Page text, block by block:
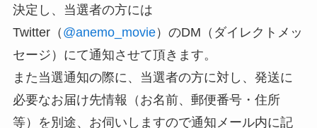
決定し、当選者の方には
Twitter（ @anemo_movie）のDM（ダイレクトメッ
セージ）にて通知させて頂きます。
また当選通知の際に、当選者の方に対し、発送に
必要なお届け先情報（お名前、郵便番号・住所
等）を別途、お伺いしますので通知メール内に記